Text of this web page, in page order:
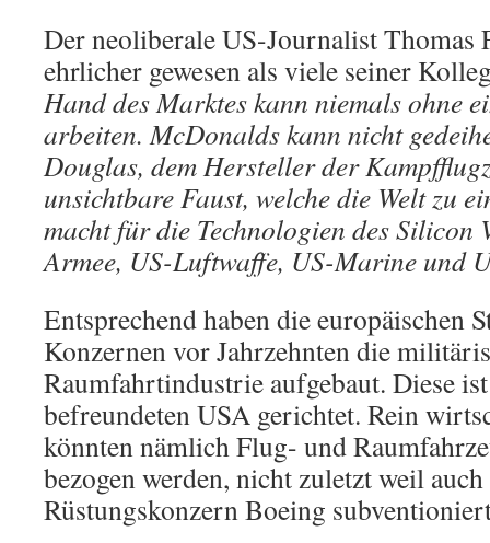
Der neoliberale US-Journalist Thomas
ehrlicher gewesen als viele seiner
Hand des Marktes kann niemals ohne
arbeiten. McDonalds kann nicht
Douglas, dem Hersteller der
unsichtbare Faust, welche die Welt zu
macht für die Technologien des Silicon
Armee, US-Luftwaffe, US-Marine und
Entsprechend haben die europäischen
Konzernen vor Jahrzehnten die
Raumfahrtindustrie aufgebaut. Diese
befreundeten USA gerichtet. Rein
könnten nämlich Flug- und
bezogen werden, nicht zuletzt weil
Rüstungskonzern Boeing